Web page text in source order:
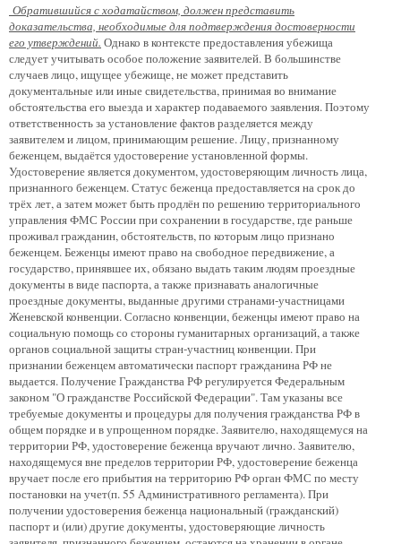
Обратившийся с ходатайством, должен представить
доказательства, необходимые для подтверждения достоверности
его утверждений. Однако в контексте предоставления убежища
следует учитывать особое положение заявителей. В большинстве
случаев лицо, ищущее убежище, не может представить
документальные или иные свидетельства, принимая во внимание
обстоятельства его выезда и характер подаваемого заявления. Поэтому
ответственность за установление фактов разделяется между
заявителем и лицом, принимающим решение. Лицу, признанному
беженцем, выдаётся удостоверение установленной формы.
Удостоверение является документом, удостоверяющим личность лица,
признанного беженцем. Статус беженца предоставляется на срок до
трёх лет, а затем может быть продлён по решению территориального
управления ФМС России при сохранении в государстве, где раньше
проживал гражданин, обстоятельств, по которым лицо признано
беженцем. Беженцы имеют право на свободное передвижение, а
государство, принявшее их, обязано выдать таким людям проездные
документы в виде паспорта, а также признавать аналогичные
проездные документы, выданные другими странами-участницами
Женевской конвенции. Согласно конвенции, беженцы имеют право на
социальную помощь со стороны гуманитарных организаций, а также
органов социальной защиты стран-участниц конвенции. При
признании беженцем автоматически паспорт гражданина РФ не
выдается. Получение Гражданства РФ регулируется Федеральным
законом "О гражданстве Российской Федерации". Там указаны все
требуемые документы и процедуры для получения гражданства РФ в
общем порядке и в упрощенном порядке. Заявителю, находящемуся на
территории РФ, удостоверение беженца вручают лично. Заявителю,
находящемуся вне пределов территории РФ, удостоверение беженца
вручает после его прибытия на территорию РФ орган ФМС по месту
постановки на учет(п. 55 Административного регламента). При
получении удостоверения беженца национальный (гражданский)
паспорт и (или) другие документы, удостоверяющие личность